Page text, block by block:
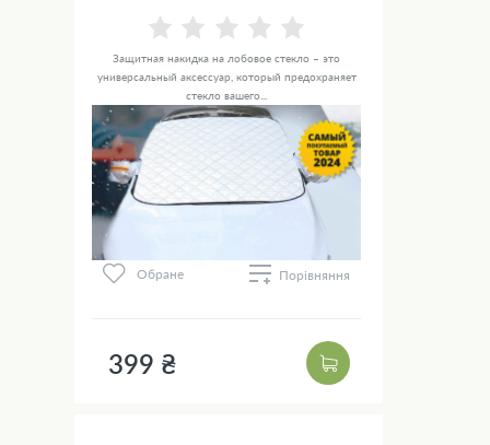
Защитная накидка на лобовое стекло – это
универсальный аксессуар, который предохраняет
стекло вашего...
Обране Порівняння
399 ₴